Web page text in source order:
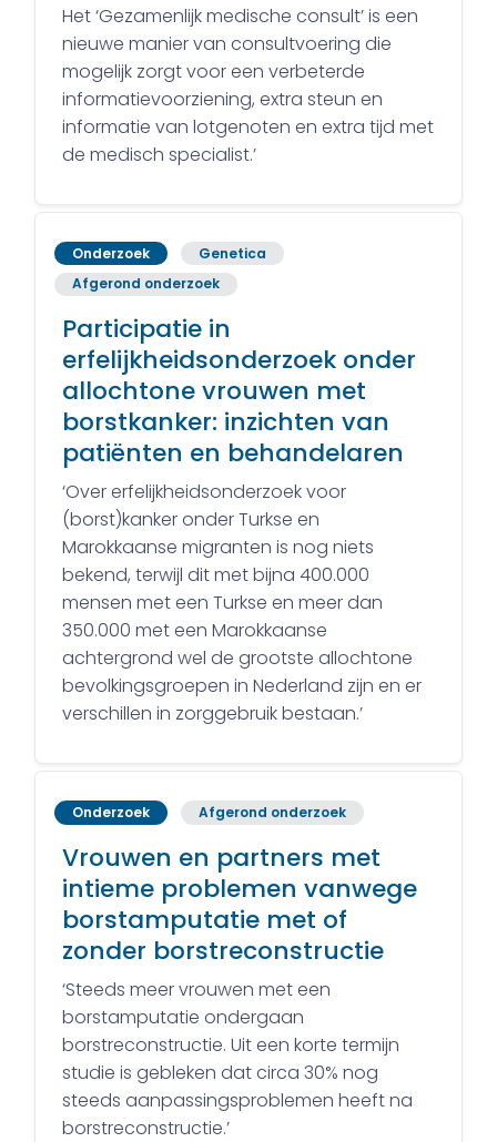
Het ‘Gezamenlijk medische consult’ is een
nieuwe manier van consultvoering die
mogelijk zorgt voor een verbeterde
informatievoorziening, extra steun en
informatie van lotgenoten en extra tijd met
de medisch specialist.’
Onderzoek
Genetica
Afgerond onderzoek
Participatie in
erfelijkheidsonderzoek onder
allochtone vrouwen met
borstkanker: inzichten van
patiënten en behandelaren
‘Over erfelijkheidsonderzoek voor
(borst)kanker onder Turkse en
Marokkaanse migranten is nog niets
bekend, terwijl dit met bijna 400.000
mensen met een Turkse en meer dan
350.000 met een Marokkaanse
achtergrond wel de grootste allochtone
bevolkingsgroepen in Nederland zijn en er
verschillen in zorggebruik bestaan.’
Onderzoek Afgerond onderzoek
Vrouwen en partners met
intieme problemen vanwege
borstamputatie met of
zonder borstreconstructie
‘Steeds meer vrouwen met een
borstamputatie ondergaan
borstreconstructie. Uit een korte termijn
studie is gebleken dat circa 30% nog
steeds aanpassingsproblemen heeft na
borstreconstructie.’